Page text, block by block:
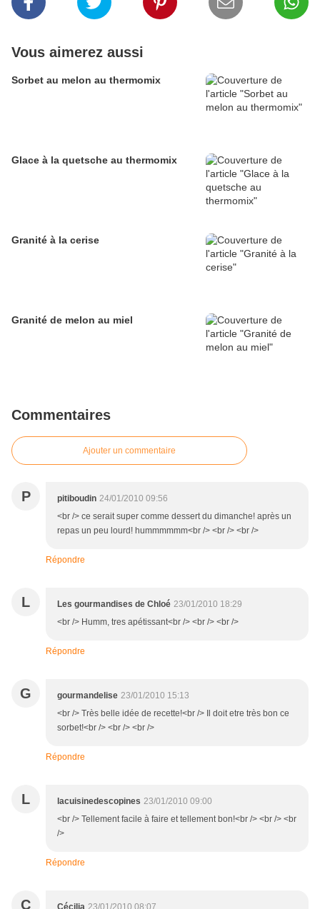
Vous aimerez aussi
Sorbet au melon au thermomix
Glace à la quetsche au thermomix
Granité à la cerise
Granité de melon au miel
Commentaires
Ajouter un commentaire
P pitiboudin 24/01/2010 09:56
<br /> ce serait super comme dessert du dimanche! après un
repas un peu lourd! hummmmmm<br /> <br /> <br />
Répondre
L Les gourmandises de Chloé 23/01/2010 18:29
<br /> Humm, tres apétissant<br /> <br /> <br />
Répondre
G gourmandelise 23/01/2010 15:13
<br /> Très belle idée de recette!<br /> Il doit etre très bon ce
sorbet!<br /> <br /> <br />
Répondre
L lacuisinedescopines 23/01/2010 09:00
<br /> Tellement facile à faire et tellement bon!<br /> <br /> <br
/>
Répondre
C Cécilia 23/01/2010 08:07